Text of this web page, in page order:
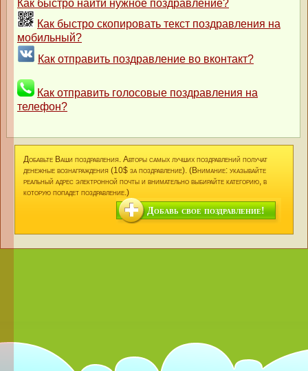
Как быстро найти нужное поздравление?
Как быстро скопировать текст поздравления на
мобильный?
Как отправить поздравление во вконтакт?
Как отправить голосовые поздравления на
телефон?
Добавьте Ваши поздравления. Авторы самых лучших поздравлений получат
денежные вознаграждения (10$ за поздравление). (Внимание: указывайте
реальный адрес электронной почты и внимательно выбирайте категорию, в
которую попадет поздравление.)
Добавь свое поздравление!